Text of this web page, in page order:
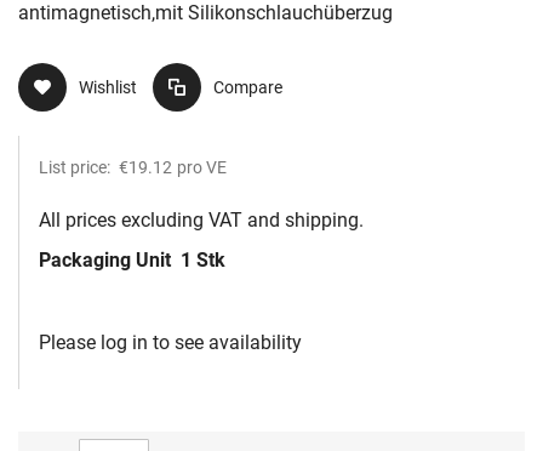
antimagnetisch,mit Silikonschlauchüberzug
Wishlist Compare
List price: €19.12 pro VE
All prices excluding VAT and shipping.
Packaging Unit 1 Stk
Please log in to see availability